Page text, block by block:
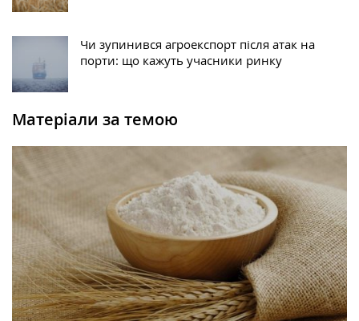
Чи зупинився агроекспорт після атак на
порти: що кажуть учасники ринку
Матеріали за темою